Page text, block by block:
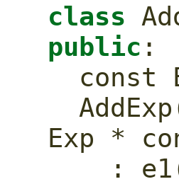
class
public :
const
Exp *